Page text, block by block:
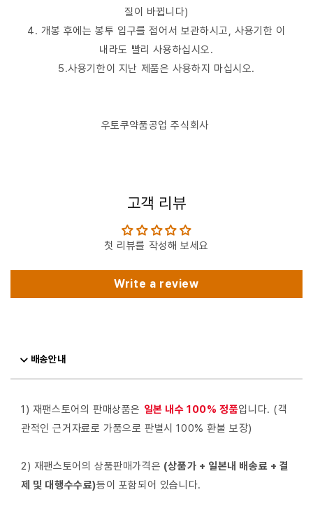
질이 바뀝니다)
4. 개봉 후에는 봉투 입구를 접어서 보관하시고, 사용기한 이
내라도 빨리 사용하십시오.
5.사용기한이 지난 제품은 사용하지 마십시오.
우토쿠약품공업 주식회사
고객 리뷰
첫 리뷰를 작성해 보세요
Write a review
배송안내
1) 재팬스토어의 판매상품은 일본 내수 100% 정품입니다. (객
관적인 근거자료로 가품으로 판별시 100% 환불 보장)
2) 재팬스토어의 상품판매가격은 (상품가 + 일본내 배송료 + 결
제 및 대행수수료)등이 포함되어 있습니다.